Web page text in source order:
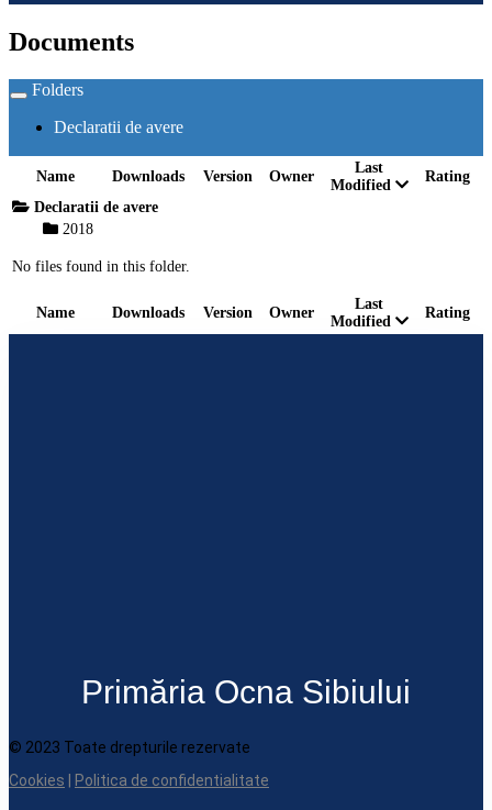
Documents
Toggle
navigation
Folders
Declaratii de avere
Name Downloads Version Owner
Last
Modified
Rating
Name Downloads Version Owner
Last
Modified
Rating
Declaratii de avere
2018
No files found in this folder.
Primăria Ocna Sibiului
© 2023 Toate drepturile rezervate
Cookies
Politica de confidentialitate